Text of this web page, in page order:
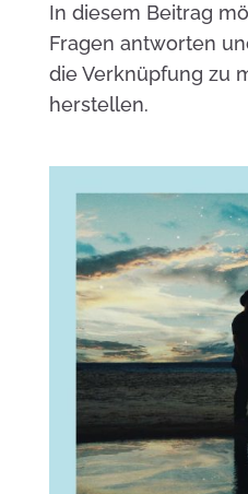
In diesem Beitrag
Fragen antworten
die Verknüpfung zu
herstellen.